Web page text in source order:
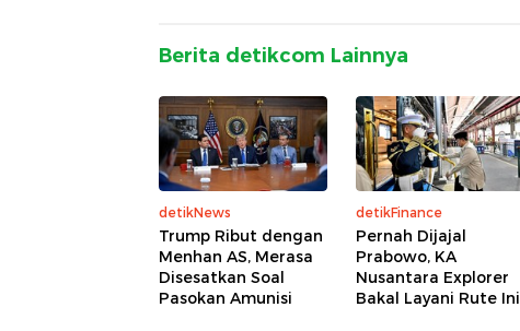
Berita detikcom Lainnya
detikNews
Trump Ribut dengan
Menhan AS, Merasa
Disesatkan Soal
Pasokan Amunisi
detikFinance
Pernah Dijajal
Prabowo, KA
Nusantara Explorer
Bakal Layani Rute Ini